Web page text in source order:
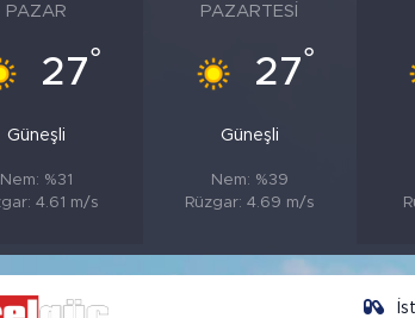
PAZAR
27°
Güneşli
Nem: %31
4.61 m/s
PAZARTESI
27°
Güneşli
Nem: %39
Rüzgar: 4.69 m/s